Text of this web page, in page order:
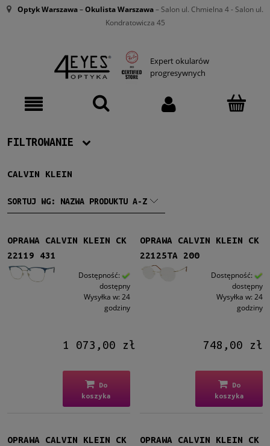
Optyk Warszawa–Okulista Warszawa– Salon ul. Chmielna 4 - Salon ul.
Kondratowicza 45
Expert okularów
progresywnych
FILTROWANIE
Producent
Calvin Klein(14)
Damskie(8)
Męskie
(6)
Niebieski (5)
CALVIN KLEIN
SORTUJ WG: NAZWA PRODUKTU A-Z
OPRAWA CALVIN KLEIN CK
22119 431
Dostępność:
dostępny
Wysyłka w: 24
godziny
1 073,00 zł
Do
koszyka
OPRAWA CALVIN KLEIN CK
22125TA 200
Dostępność:
dostępny
Wysyłka w: 24
godziny
748,00 zł
Do
koszyka
OPRAWA CALVIN KLEIN CK
OPRAWA CALVIN KLEIN CK